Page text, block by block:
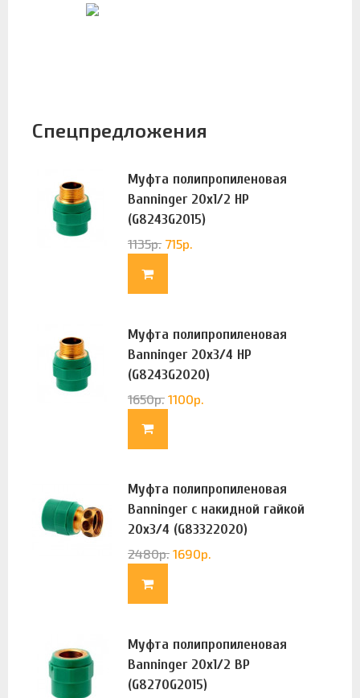
Спецпредложения
Муфта полипропиленовая
Banninger 20х1/2 НР
(G8243G2015)
1135р. 715р.
Муфта полипропиленовая
Banninger 20х3/4 НР
(G8243G2020)
1650р. 1100р.
Муфта полипропиленовая
Banninger с накидной гайкой
20х3/4 (G83322020)
2480р. 1690р.
Муфта полипропиленовая
Banninger 20х1/2 ВР
(G8270G2015)